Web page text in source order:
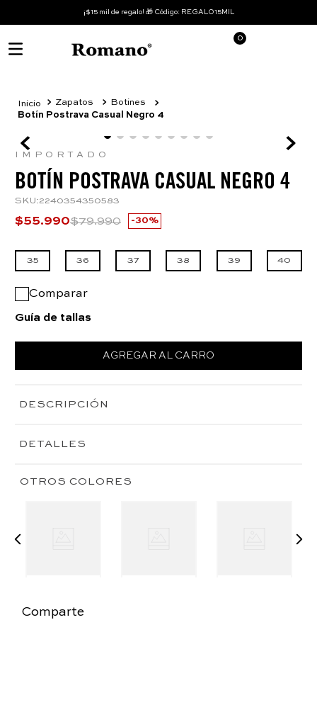
¡$15 mil de regalo! 🎁 Código: REGALO15MIL
0
Zapatos
Botines
Botín Postrava Casual Negro 4
IMPORTADO
BOTÍN POSTRAVA CASUAL NEGRO 4
SKU:2240354350583
$55.990$79.990 30%
35 36 37 38 39 40
Comparar
Guía de tallas
AGREGAR AL CARRO
DESCRIPCIÓN
DETALLES
OTROS COLORES
Comparte